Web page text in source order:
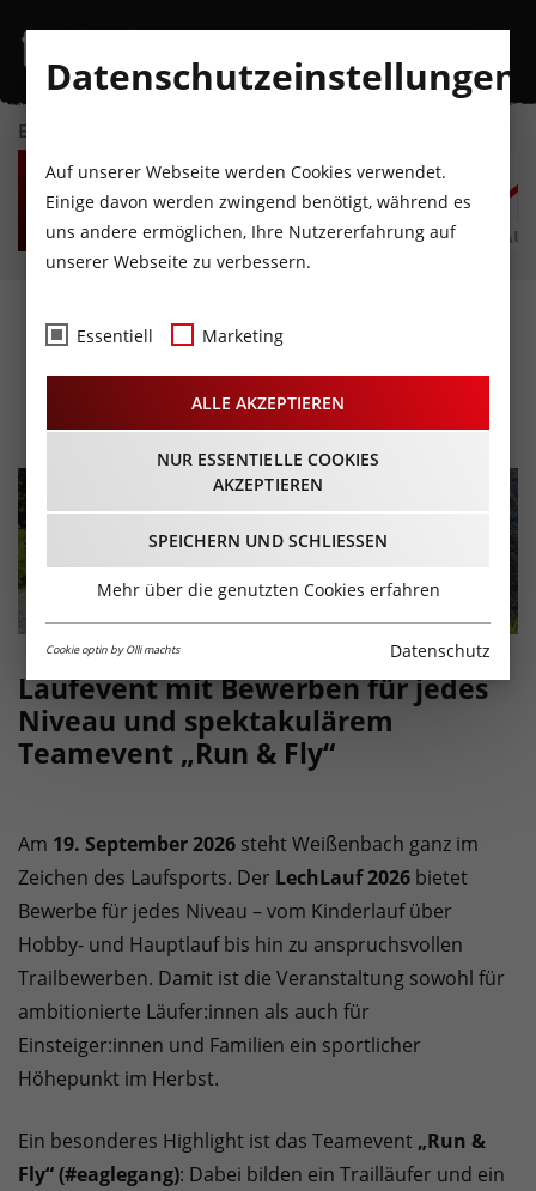
EVENTKALENDER
SA
8
AUGUST
SO
9
AUGUST
MO
10
AUGUST
DI
11
AUGUST
MI
12
AUGUST
LechLauf 2026 in
Weißenbach
19.09.2026 - Beginn 05:00 Uhr
Laufevent mit Bewerben für jedes
Niveau und spektakulärem
Teamevent „Run & Fly“
Am 19. September 2026 steht Weißenbach ganz im
Zeichen des Laufsports. Der LechLauf 2026 bietet
Bewerbe für jedes Niveau – vom Kinderlauf über
Hobby- und Hauptlauf bis hin zu anspruchsvollen
Trailbewerben. Damit ist die Veranstaltung sowohl für
ambitionierte Läufer:innen als auch für
Einsteiger:innen und Familien ein sportlicher
Höhepunkt im Herbst.
Ein besonderes Highlight ist das Teamevent „Run &
Fly“ (#eaglegang): Dabei bilden ein Trailläufer und ein
Datenschutzeinstellungen
Auf unserer Webseite werden Cookies verwendet.
Einige davon werden zwingend benötigt, während es
uns andere ermöglichen, Ihre Nutzererfahrung auf
unserer Webseite zu verbessern.
Essentiell Marketing
ALLE AKZEPTIEREN
NUR ESSENTIELLE COOKIES
AKZEPTIEREN
SPEICHERN UND SCHLIESSEN
Mehr über die genutzten Cookies erfahren
Cookie optin by Olli machts Datenschutz